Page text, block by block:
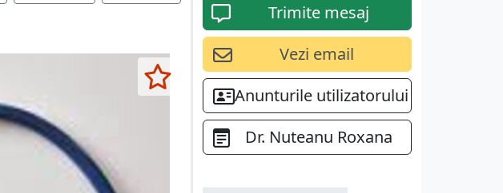
Trimite mesaj
Vezi email
Anunturile utilizatorului
Dr. Nuteanu Roxana